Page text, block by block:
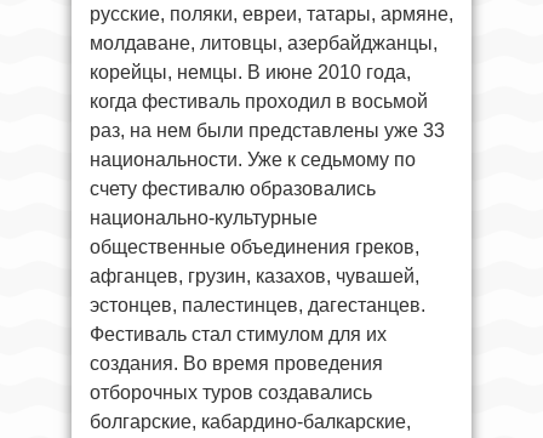
русские, поляки, евреи, татары, армяне,
молдаване, литовцы, азербайджанцы,
корейцы, немцы. В июне 2010 года,
когда фестиваль проходил в восьмой
раз, на нем были представлены уже 33
национальности. Уже к седьмому по
счету фестивалю образовались
национально-культурные
общественные объединения греков,
афганцев, грузин, казахов, чувашей,
эстонцев, палестинцев, дагестанцев.
Фестиваль стал стимулом для их
создания. Во время проведения
отборочных туров создавались
болгарские, кабардино-балкарские,